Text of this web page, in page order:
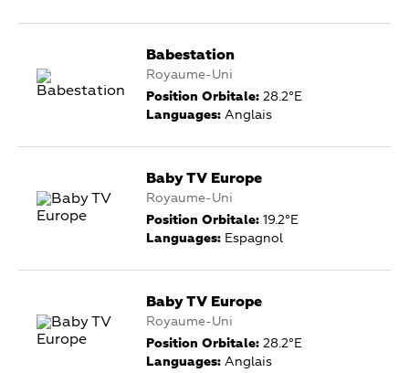
Babestation
Royaume-Uni
Position Orbitale: 28.2°E
Languages: Anglais
Baby TV Europe
Royaume-Uni
Position Orbitale: 19.2°E
Languages: Espagnol
Baby TV Europe
Royaume-Uni
Position Orbitale: 28.2°E
Languages: Anglais